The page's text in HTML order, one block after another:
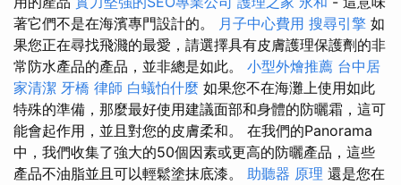
著它們不是在海濱專門設計的。 月子中心費用 搜尋引擎 如
果您正在尋找飛濺的最愛，請選擇具有皮膚護理保護劑的非
常防水產品的產品，並非總是如此。 小型外燴推薦 台中居
家清潔 牙橋 律師 白蟻怕什麼 如果您不在海灘上使用如此
特殊的準備，那麼最好使用建議面部和身體的防曬霜，這可
能會起作用，並且對您的皮膚柔和。 在我們的Panorama
中，我們收集了強大的50個因素或更高的防曬產品，這些
產品不油脂並且可以輕鬆塗抹底漆。 助聽器 原理 還是您在